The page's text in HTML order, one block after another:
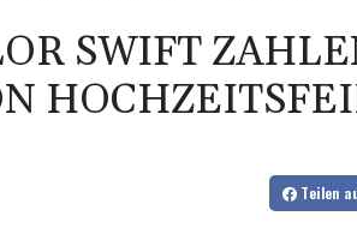
SWIFT
Teilen